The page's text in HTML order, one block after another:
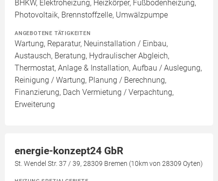
BHKW, Elektroheizung, Heizkörper, Fußbodenheizung,
Photovoltaik, Brennstoffzelle, Umwälzpumpe
ANGEBOTENE TÄTIGKEITEN
Wartung, Reparatur, Neuinstallation / Einbau,
Austausch, Beratung, Hydraulischer Abgleich,
Thermostat, Anlage & Installation, Aufbau / Auslegung,
Reinigung / Wartung, Planung / Berechnung,
Finanzierung, Dach Vermietung / Verpachtung,
Erweiterung
energie-konzept24 GbR
St. Wendel Str. 37 / 39, 28309 Bremen (10km von 28309 Oyten)